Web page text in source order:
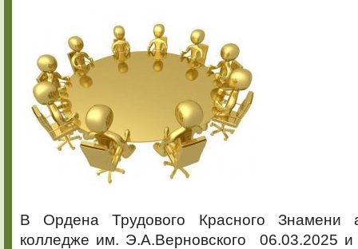
В Ордена Трудового Красного Знамени
колледже им. Э.А.Верновского 06.03.2025